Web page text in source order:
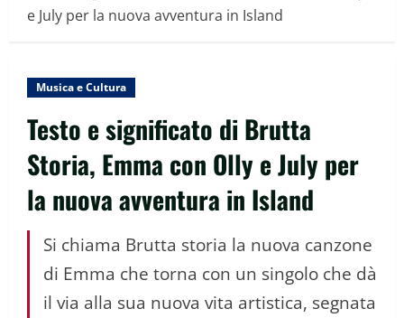
e July per la nuova avventura in Island
Musica e Cultura
Testo e significato di Brutta
Storia, Emma con Olly e July per
la nuova avventura in Island
Si chiama Brutta storia la nuova canzone
di Emma che torna con un singolo che dà
il via alla sua nuova vita artistica, segnata